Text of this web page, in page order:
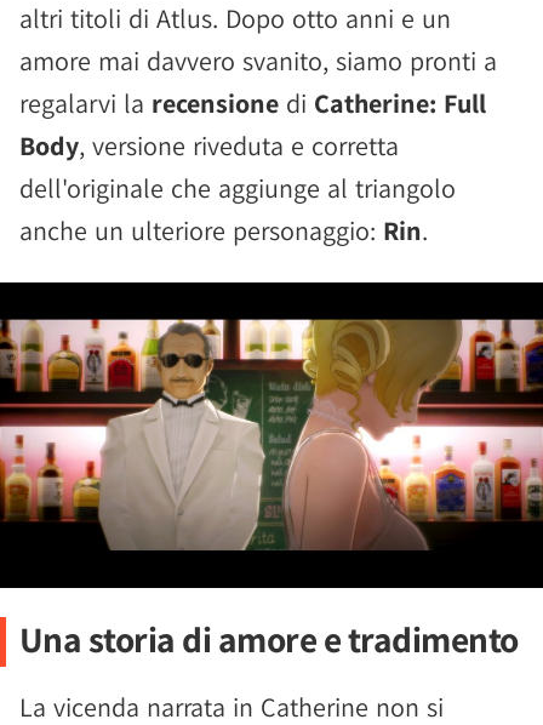
altri titoli di Atlus. Dopo otto anni e un
amore mai davvero svanito, siamo pronti a
regalarvi la recensione di Catherine: Full
Body, versione riveduta e corretta
dell'originale che aggiunge al triangolo
anche un ulteriore personaggio: Rin.
Una storia di amore e tradimento
La vicenda narrata in Catherine non si